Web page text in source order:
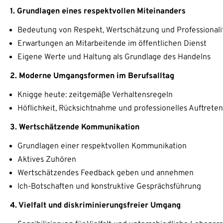
1. Grundlagen eines respektvollen Miteinanders
Bedeutung von Respekt, Wertschätzung und
Erwartungen an Mitarbeitende im öffentlichen Dienst
Eigene Werte und Haltung als Grundlage des Handelns
2. Moderne Umgangsformen im Berufsalltag
Knigge heute: zeitgemäße Verhaltensregeln
Höflichkeit, Rücksichtnahme und professionelles Auftreten
3. Wertschätzende Kommunikation
Grundlagen einer respektvollen Kommunikation
Aktives Zuhören
Wertschätzendes Feedback geben und annehmen
Ich-Botschaften und konstruktive Gesprächsführung
4. Vielfalt und diskriminierungsfreier Umgang